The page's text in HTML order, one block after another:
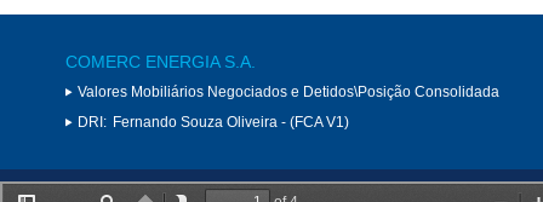
COMERC ENERGIA S.A.
Valores Mobiliários Negociados e Detidos\Posição Consolidada
DRI: Fernando Souza Oliveira - (FCA V1)